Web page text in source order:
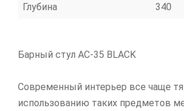
Глубина 340
Барный стул АС-35 BLACK
Современный интерьер все чаще
использованию таких предметов